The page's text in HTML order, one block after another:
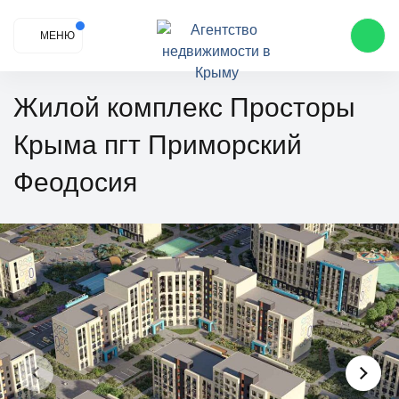
МЕНЮ
Жилой комплекс Просторы
Крыма пгт Приморский
Феодосия